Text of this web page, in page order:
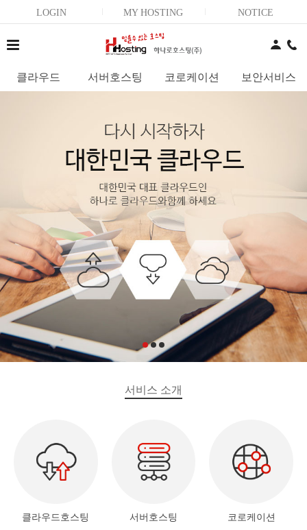
LOGIN MY HOSTING NOTICE
클라우드 서버호스팅 코로케이션 보안서비스
서비스 소개
클라우드호스팅 서버호스팅 코로케이션